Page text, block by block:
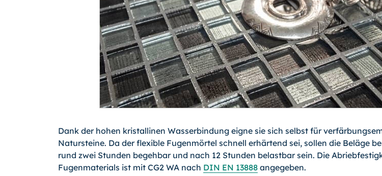
Dank der hohen kristallinen Wasserbindung eigne sie sich selbst für
Natursteine. Da der flexible Fugenmörtel schnell erhärtend sei, sollen die Be­läge
rund zwei Stunden begehbar und nach 12 Stunden belastbar sein. Die
Fugenmaterials ist mit CG2 WA nach DIN EN 13888 angegeben.